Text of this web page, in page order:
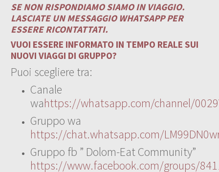
SE NON RISPONDIAMO SIAMO IN VIAGGIO.
LASCIATE UN MESSAGGIO WHATSAPP PER
ESSERE RICONTATTATI.
VUOI ESSERE INFORMATO IN TEMPO REALE SUI
NUOVI VIAGGI DI GRUPPO?
Puoi scegliere tra:
Canale
wahttps://whatsapp.com/channel/
Gruppo wa
https://chat.whatsapp.com/
Gruppo fb ” Dolom-Eat Community”
https://www.facebook.com/groups/